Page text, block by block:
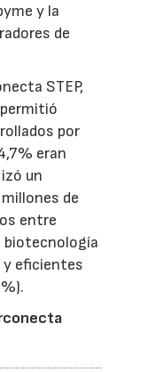
y la
de
STEP,
por
eran
un
de
entre
biotecnología
eficientes